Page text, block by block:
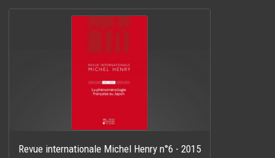
Revue internationale Michel Henry n°6 - 2015